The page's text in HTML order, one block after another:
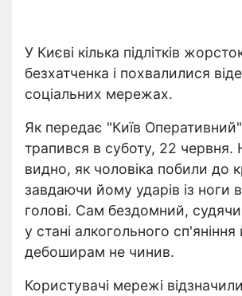
У Києві кілька підлітків
безхатченка і похвалилися
соціальних мережах.
Як передає "Київ
трапився в суботу, 22 червня.
видно, як чоловіка побили до
завдаючи йому ударів із ноги
голові. Сам бездомний, судячи
у стані алкогольного
дебоширам не чинив.
Користувачі мережі